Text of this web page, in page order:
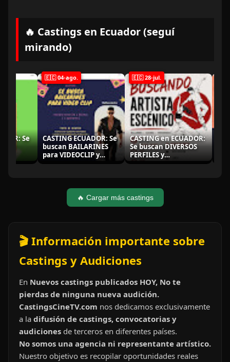
🔥 Castings en Ecuador (seguí
mirando)
Se
🇪🇨 04-ago.
CASTING ECUADOR: Se
buscan BAILARINES
para VIDEOCLIP y
ACTOR / ACTRIZ de 25 a
🇪🇨 28-jul.
CASTING en ECUADOR:
Se buscan DIVERSOS
PERFILES y
características para
AGOSTO 2026
🇪🇨
de
🔥 Cargar más castings
🎬 Información importante sobre
Castings y Audiciones
En Nuevos castings publicados HOY, No te
pierdas de ninguna nueva audición.
CastingsCineTV.com nos dedicamos exclusivamente
a la difusión de castings, convocatorias y
audiciones de terceros en diferentes países.
No somos una agencia ni representante artístico.
Nuestro objetivo es recopilar oportunidades reales